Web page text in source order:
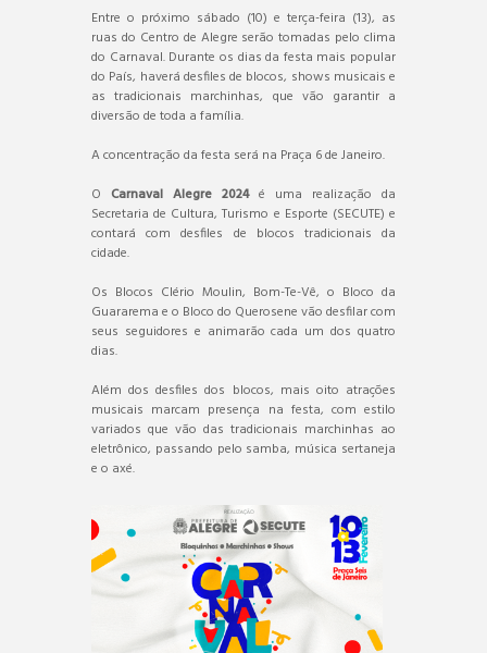
Entre o próximo sábado (10) e terça-feira (13), as
ruas do Centro de Alegre serão tomadas pelo clima
do Carnaval. Durante os dias da festa mais popular
do País, haverá desfiles de blocos, shows musicais e
as tradicionais marchinhas, que vão garantir a
diversão de toda a família.
A concentração da festa será na Praça 6 de Janeiro.
O Carnaval Alegre 2024é uma realização da
Secretaria de Cultura, Turismo e Esporte (SECUTE) e
contará com desfiles de blocos tradicionais da
cidade.
Os Blocos Clério Moulin, Bom-Te-Vê, o Bloco da
Guararema e o Bloco do Querosene vão desfilar com
seus seguidores e animarão cada um dos quatro
dias.
Além dos desfiles dos blocos, mais oito atrações
musicais marcam presença na festa, com estilo
variados que vão das tradicionais marchinhas ao
eletrônico, passando pelo samba, música sertaneja
e o axé.